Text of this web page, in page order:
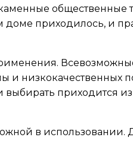
общественные
доме приходилось, и
и низкокачественных
приходится
в использовании.